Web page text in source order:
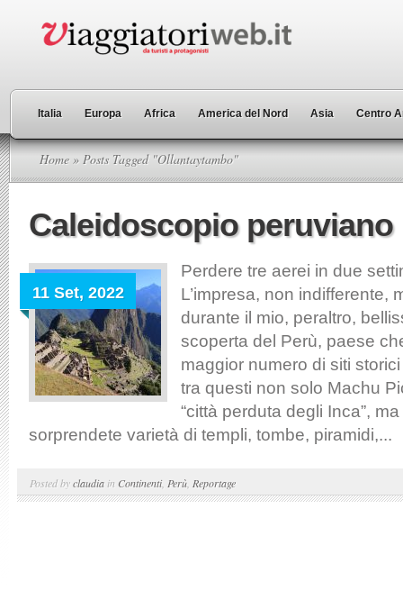
Italia Europa Africa America del Nord Asia Centro
Home » Posts Tagged "Ollantaytambo"
Caleidoscopio peruviano
11 Set, 2022
Perdere tre aerei in due
L’impresa, non indifferente,
durante il mio, peraltro,
scoperta del Perù, paese
maggior numero di siti
tra questi non solo Machu
“città perduta degli Inca”,
sorprendete varietà di templi, tombe, piramidi,...
Posted byclaudia in Continenti, Perù Reportage